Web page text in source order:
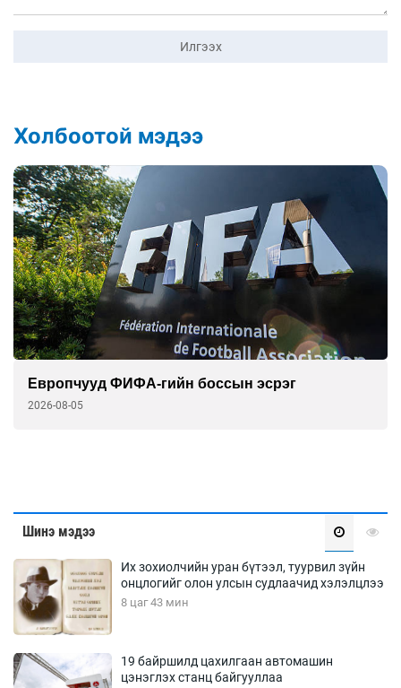
Илгээх
Холбоотой мэдээ
Европчууд ФИФА-гийн боссын эсрэг
2026-08-05
Шинэ мэдээ
Их зохиолчийн уран бүтээл, туурвил зүйн
онцлогийг олон улсын судлаачид хэлэлцлээ
8 цаг 43 мин
19 байршилд цахилгаан автомашин
цэнэглэх станц байгууллаа